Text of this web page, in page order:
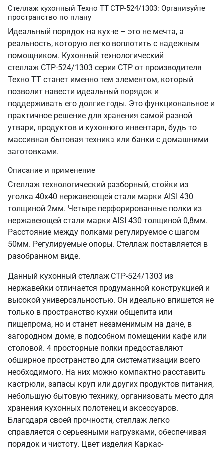
Стеллаж кухонный Техно ТТ СТР-524/1303: Организуйте
пространство по плану
Идеальный порядок на кухне – это не мечта, а
реальность, которую легко воплотить с надежным
помощником. Кухонный технологический
стеллаж СТР-524/1303 серии СТР от производителя
Техно ТТ станет именно тем элементом, который
позволит навести идеальный порядок и
поддерживать его долгие годы. Это функциональное и
практичное решение для хранения самой разной
утвари, продуктов и кухонного инвентаря, будь то
массивная бытовая техника или банки с домашними
заготовками.
Описание и применение
Стеллаж технологический разборный, стойки из
уголка 40х40 нержавеющей стали марки AISI 430
толщиной 2мм. Четыре перфорированные полки из
нержавеющей стали марки AISI 430 толщиной 0,8мм.
Расстояние между полками регулируемое с шагом
50мм. Регулируемые опоры. Стеллаж поставляется в
разобранном виде.
Данный кухонный стеллаж СТР-524/1303 из
нержавейки отличается продуманной конструкцией и
высокой универсальностью. Он идеально впишется не
только в пространство кухни общепита или
пищепрома, но и станет незаменимым на даче, в
загородном доме, в подсобном помещении кафе или
столовой. 4 просторные полки предоставляют
обширное пространство для систематизации всего
необходимого. На них можно компактно расставить
кастрюли, запасы круп или других продуктов питания,
небольшую бытовую технику, организовать место для
хранения кухонных полотенец и аксессуаров.
Благодаря своей прочности, стеллаж легко
справляется с серьезными нагрузками, обеспечивая
порядок и чистоту. Цвет изделия Каркас-